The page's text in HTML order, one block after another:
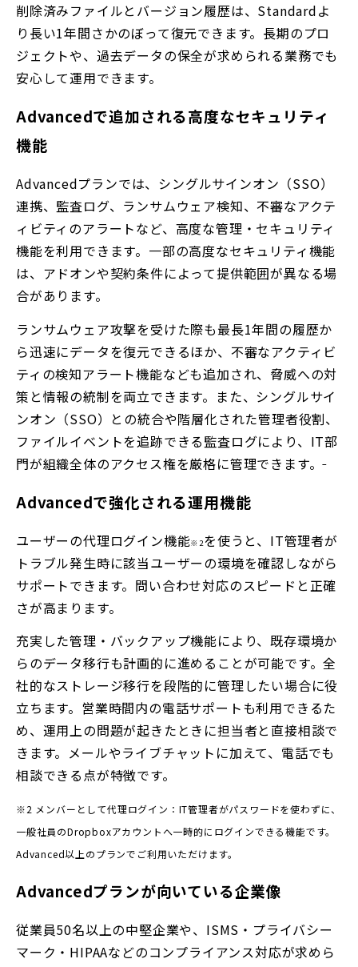
削除済みファイルとバージョン履歴は、Standardよ
り長い1年間さかのぼって復元できます。長期のプロ
ジェクトや、過去データの保全が求められる業務でも
安心して運用できます。
Advancedで追加される高度なセキュリティ
機能
Advancedプランでは、シングルサインオン（SSO）
連携、監査ログ、ランサムウェア検知、不審なアクテ
ィビティのアラートなど、高度な管理・セキュリティ
機能を利用できます。一部の高度なセキュリティ機能
は、アドオンや契約条件によって提供範囲が異なる場
合があります。
ランサムウェア攻撃を受けた際も最長1年間の履歴か
ら迅速にデータを復元できるほか、不審なアクティビ
ティの検知アラート機能なども追加され、脅威への対
策と情報の統制を両立できます。また、シングルサイ
ンオン（SSO）との統合や階層化された管理者役割、
ファイルイベントを追跡できる監査ログにより、IT部
門が組織全体のアクセス権を厳格に管理できます。
Advancedで強化される運用機能
ユーザーの代理ログイン機能※2を使うと、IT管理者が
トラブル発生時に該当ユーザーの環境を確認しながら
サポートできます。問い合わせ対応のスピードと正確
さが高まります。
充実した管理・バックアップ機能により、既存環境か
らのデータ移行も計画的に進めることが可能です。全
社的なストレージ移行を段階的に管理したい場合に役
立ちます。営業時間内の電話サポートも利用できるた
め、運用上の問題が起きたときに担当者と直接相談で
きます。メールやライブチャットに加えて、電話でも
相談できる点が特徴です。
※2 メンバーとして代理ログイン：IT管理者がパスワードを使わずに、
一般社員のDropboxアカウントへ一時的にログインできる機能です。
Advanced以上のプランでご利用いただけます。
Advancedプランが向いている企業像
従業員50名以上の中堅企業や、ISMS・プライバシー
マーク・HIPAAなどのコンプライアンス対応が求めら